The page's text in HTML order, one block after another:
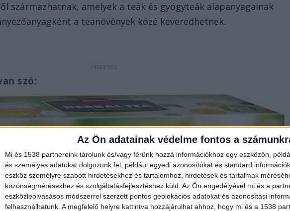
Az Ön adatainak védelme fontos a
Mi és 1538 partnereink tárolunk és/vagy férünk hozzá információkhoz egy eszközön,
és személyes adatokat dolgozunk fel, például egyedi azonosítókat és standard
eszköz személyre szabott hirdetésekhez és tartalomhoz, hirdetések és tartalmak
közönségmérésekhez és szolgáltatásfejlesztéshez küld. Az Ön engedélyével mi és a
eszközleolvasásos módszerrel szerzett pontos geolokációs adatokat és azonosítási
felhasználhatunk. A megfelelő helyre kattintva hozzájárulhat ahhoz, hogy mi és a 1538
származhatnak, amelyek a teák és gyógyteák alapanyagainak
a teanövények közé keveredhetnek.
szó: